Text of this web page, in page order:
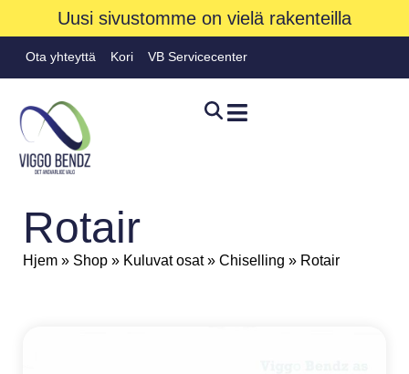
Uusi sivustomme on vielä rakenteilla
Ota yhteyttä Kori VB Servicecenter
Rotair
Hjem » Shop » Kuluvat osat» Chiselling » Rotair